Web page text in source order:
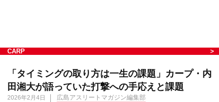
CARP
「タイミングの取り方は一生の課題」カープ・内
田湘大が語っていた打撃への手応えと課題
2026年2月4日 広島アスリートマガジン編集部